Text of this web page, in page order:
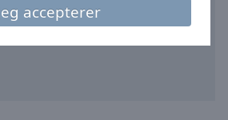
accepterer